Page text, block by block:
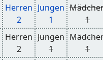
Herren
2
Jungen
1
1
Herren
2
Jungen
1
1